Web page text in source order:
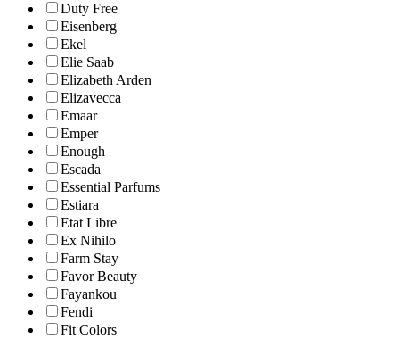
Duty Free
Eisenberg
Ekel
Elie Saab
Elizabeth Arden
Elizavecca
Emaar
Emper
Enough
Escada
Essential Parfums
Estiara
Etat Libre
Ex Nihilo
Farm Stay
Favor Beauty
Fayankou
Fendi
Fit Colors